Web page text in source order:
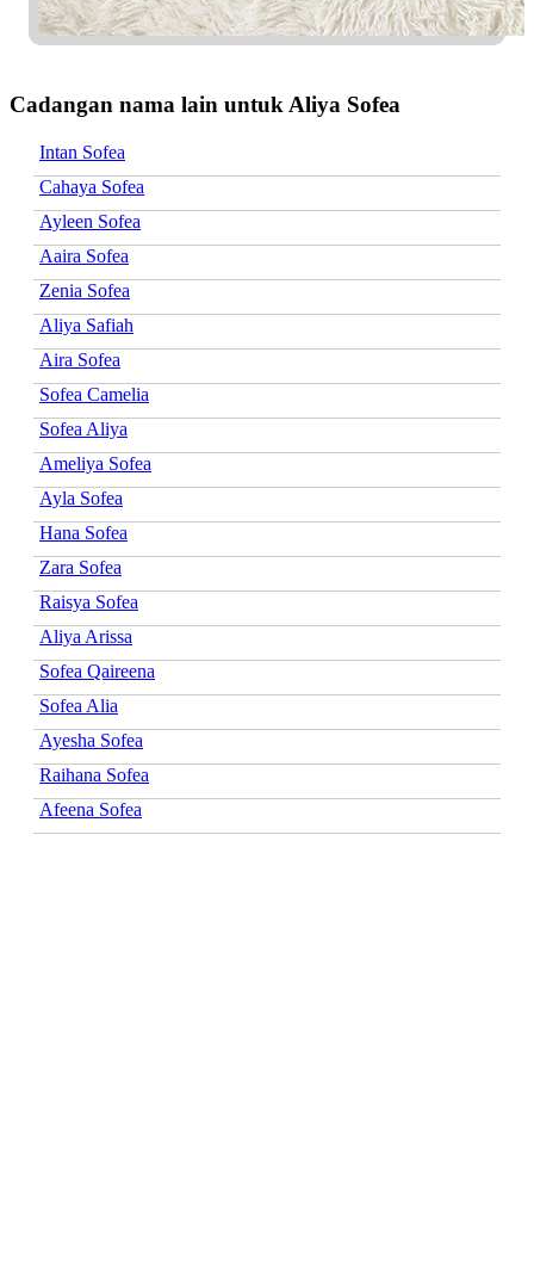
Cadangan nama lain untuk Aliya Sofea
Intan Sofea
Cahaya Sofea
Ayleen Sofea
Aaira Sofea
Zenia Sofea
Aliya Safiah
Aira Sofea
Sofea Camelia
Sofea Aliya
Ameliya Sofea
Ayla Sofea
Hana Sofea
Zara Sofea
Raisya Sofea
Aliya Arissa
Sofea Qaireena
Sofea Alia
Ayesha Sofea
Raihana Sofea
Afeena Sofea